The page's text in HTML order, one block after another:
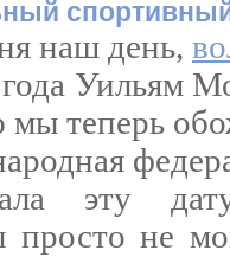
наш день,
Уильям
мы теперь
эту
не